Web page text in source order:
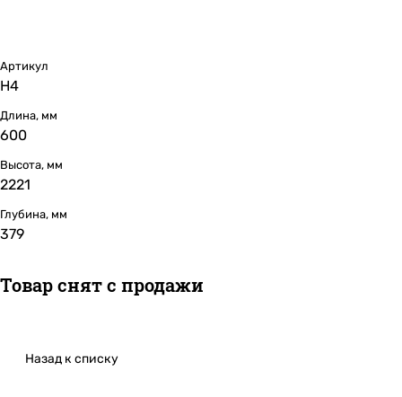
Артикул
Н4
Длина, мм
600
Высота, мм
2221
Глубина, мм
379
Товар снят с продажи
Назад к списку